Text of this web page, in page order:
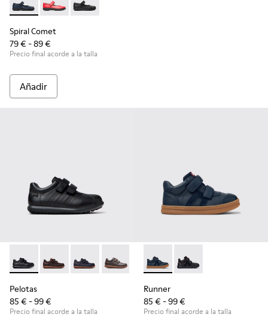
Spiral Comet - 80356-031 - Zapatos de piel azules para niños.
Spiral Comet - 80356-030
Spiral Comet - 80356-003
Spiral Comet
79 € - 89 €
Precio final acorde a la talla
Añadir
Pelotas - 80353-009 - Zapatos negros de piel y textil para
Pelotas - 80353-044 - Zapatos marrones de piel y
Pelotas - 80353-043
Pelotas - 80353-037
Pelotas
85 € - 99 €
Precio final acorde a la talla
Runner - K900384-001 -
Runner - K900384-
Runner
85 € - 99 €
Precio final acorde a la talla